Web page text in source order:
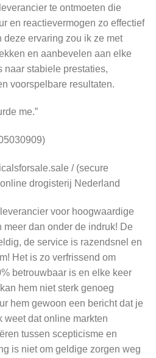
te ontmoeten die
en reactievermogen zo effectief
deze ervaring zou ik ze met
en aanbevelen aan elke
naar stabiele prestaties,
voorspelbare resultaten.
me.”
/ (secure
drogisterij Nederland
voor hoogwaardige
meer dan onder de indruk! De
de service is razendsnel en
Het is zo verfrissend om
betrouwbaar is en elke keer
hem niet sterk genoeg
hem gewoon een bericht dat je
weet dat online markten
tussen scepticisme en
is niet om geldige zorgen weg